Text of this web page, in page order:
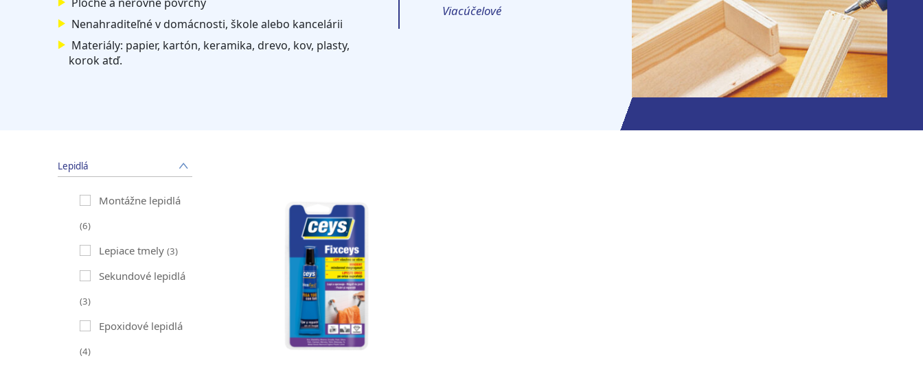
Nenahraditeľné v domácnosti, škole alebo kancelárii
Materiály: papier, kartón, keramika, drevo, kov, plasty,
korok atď.
Viacúčelové
Lepidlá
Montážne lepidlá
(6)
Lepiace tmely (3)
Sekundové lepidlá
(3)
Epoxidové lepidlá
(4)